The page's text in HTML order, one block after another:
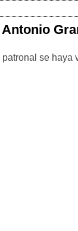
Antonio
patronal se